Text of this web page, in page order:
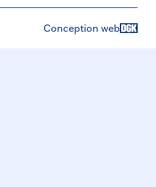
Conception web